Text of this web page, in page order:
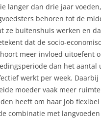
langer dan drie jaar
behoren tot de
ze buitenshuis werken en
dat de socio-
meer invloed uitoefent
dan het aantal
werkt per week. Daarbij
moeder vaak meer
heeft om haar job
combinatie met